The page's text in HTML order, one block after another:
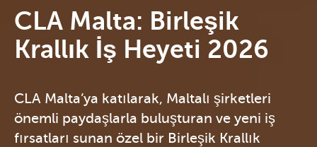
CLA Malta: Birleşik
Krallık İş Heyeti 2026
CLA Malta’ya katılarak, Maltalı şirketleri
önemli paydaşlarla buluşturan ve yeni iş
fırsatları sunan özel bir Birleşik Krallık